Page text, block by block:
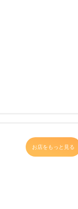
お店をもっと見る